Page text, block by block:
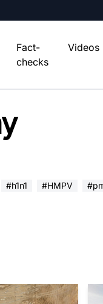
Fact-
checks
Videos
#h1n1 #HMPV